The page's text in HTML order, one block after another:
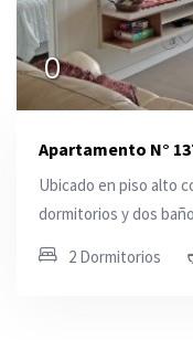
0
Apartamento N°
Ubicado en piso alto
dormitorios y dos
2 Dormitorios